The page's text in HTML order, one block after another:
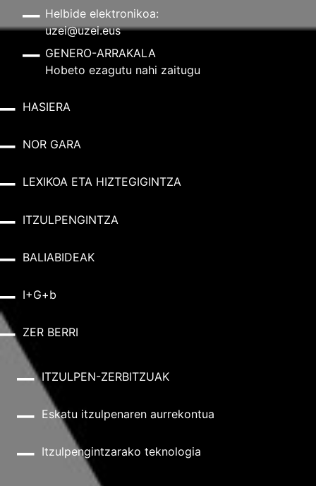
Helbide elektronikoa:
uzei@uzei.eus
GENERO-ARRAKALA
Hobeto ezagutu nahi zaitugu
HASIERA
NOR GARA
LEXIKOA ETA HIZTEGIGINTZA
ITZULPENGINTZA
BALIABIDEAK
I+G+b
ZER BERRI
ITZULPEN-ZERBITZUAK
Eskatu itzulpenaren aurrekontua
Itzulpengintzarako teknologia